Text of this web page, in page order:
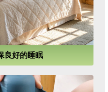
良好的睡眠